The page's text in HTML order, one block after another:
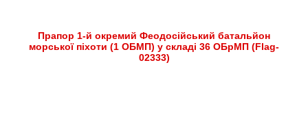
Прапор 1-й окремий Феодосійський батальйон
морської піхоти (1 ОБМП) у складі 36 ОБрМП (Flag-
02333)